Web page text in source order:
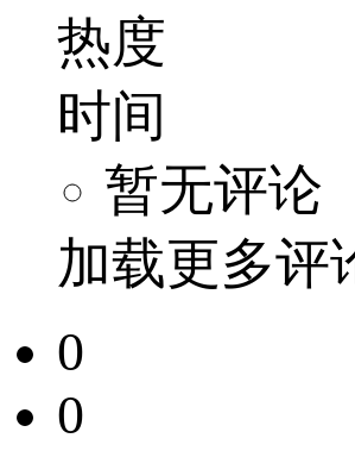
热度
时间
暂无评论
加载更多评
0
0